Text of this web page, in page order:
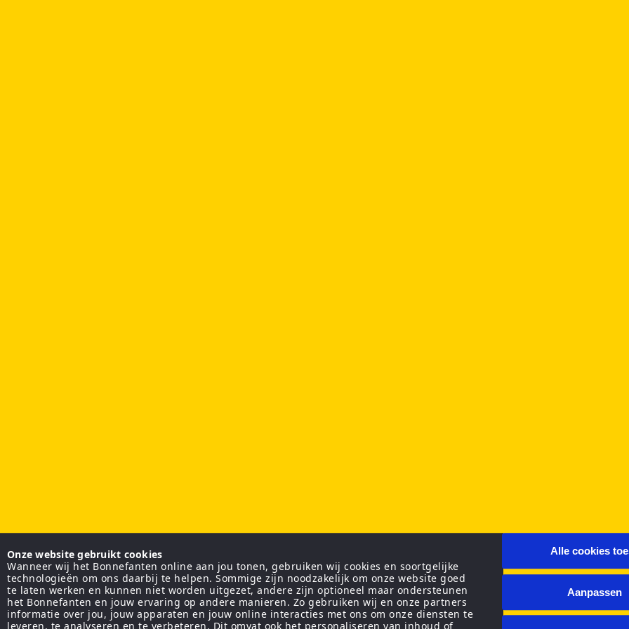
Onze website gebruikt cookies
Wanneer wij het Bonnefanten online aan jou tonen, gebruiken wij cookies en soortgelijke
technologieën om ons daarbij te helpen. Sommige zijn noodzakelijk om onze website goed
te laten werken en kunnen niet worden uitgezet, andere zijn optioneel maar ondersteunen
het Bonnefanten en jouw ervaring op andere manieren. Zo gebruiken wij en onze partners
informatie over jou, jouw apparaten en jouw online interacties met ons om onze diensten te
leveren, te analyseren en te verbeteren. Dit omvat ook het personaliseren van inhoud of
Alle cookies
Aanpassen